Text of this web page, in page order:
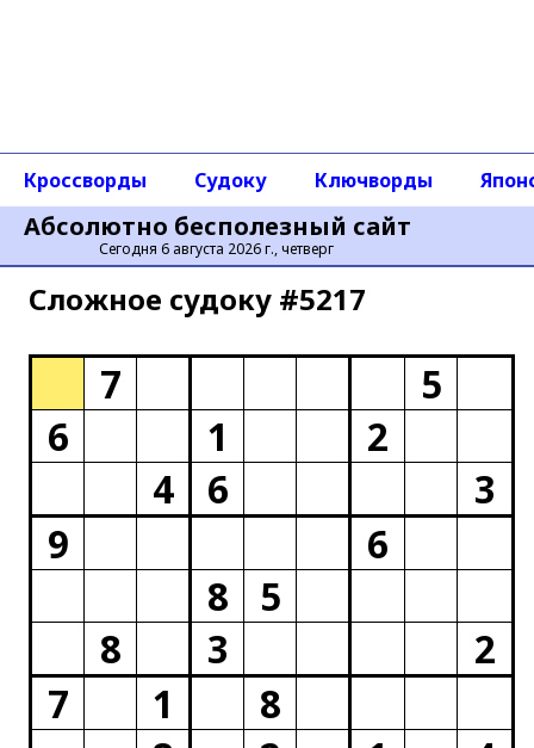
Абсолютно бесполезный сайт
Сегодня 6 августа 2026 г., четверг
Кроссворды Судоку Ключворды
Сложное cудоку #5217
7
5
6
1
2
4
6
3
9
6
8
5
8
3
2
7
1
8